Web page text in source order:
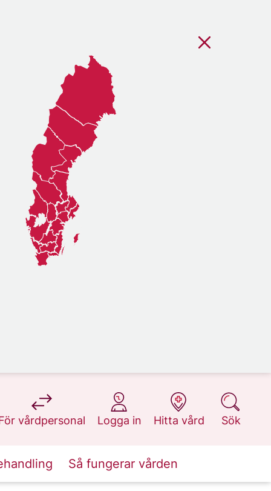
vårdpersonal
på 1177.se
Logga in
på 1177.se
Hitta vård
på 1177.se
Sök
på 1177.se
Så fungerar vården